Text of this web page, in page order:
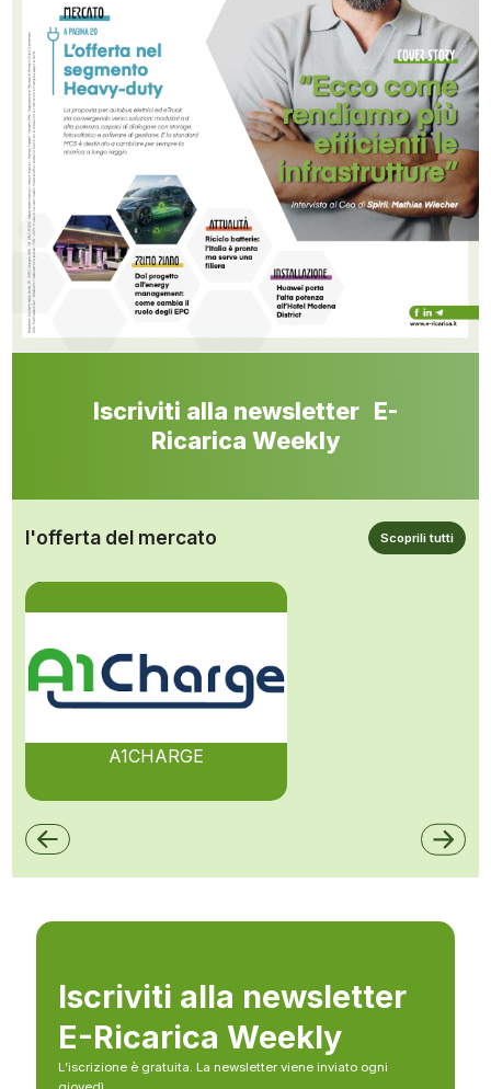
Iscriviti alla newsletter E-
Ricarica Weekly
l'offerta del mercato Scoprili tutti
A1CHARGE
Iscriviti alla newsletter
E-Ricarica Weekly
L’iscrizione è gratuita. La newsletter viene inviato ogni